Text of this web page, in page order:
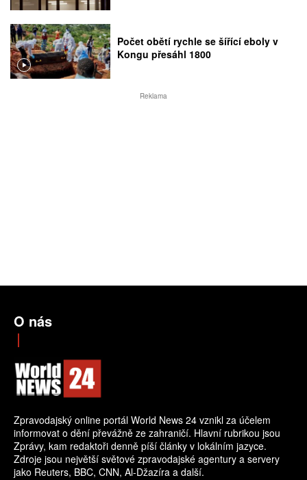
Počet obětí rychle se šířící eboly v
Kongu přesáhl 1800
Reklama
O nás
Zpravodajský online portál World News 24 vznikl za účelem
informovat o dění převážně ze zahraničí. Hlavní rubrikou jsou
Zprávy, kam redaktoři denně píší články v lokálním jazyce.
Zdroje jsou největší světové zpravodajské agentury a servery
jako Reuters, BBC, CNN, Al-Džazíra a další.